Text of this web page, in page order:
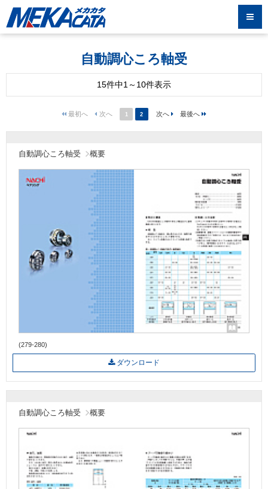
自動調心ころ軸受
15件中1～10件表示
1 2
自動調心ころ軸受 概要
(279-280)
ダウンロード
自動調心ころ軸受 概要